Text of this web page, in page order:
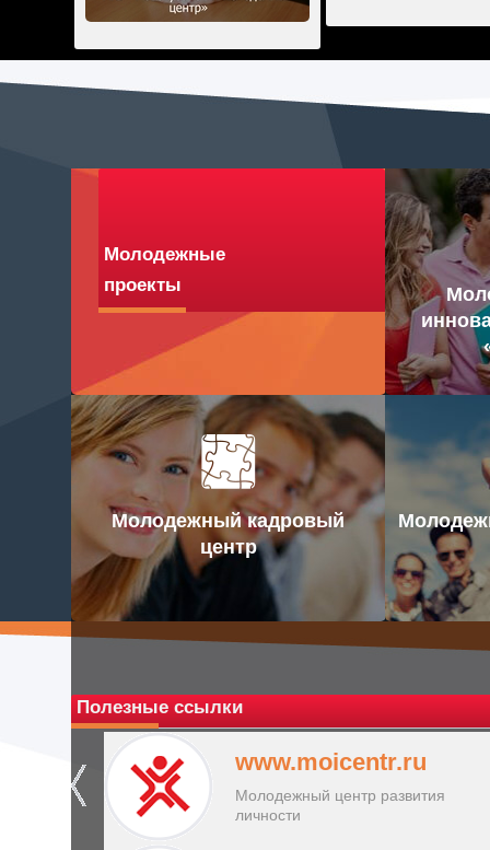
Молодежные
проекты
Молодежный кадровый
центр
Полезные ссылки
www.moicentr.ru
Молодежный центр развития
личности